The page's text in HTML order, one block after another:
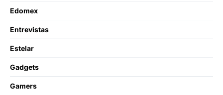
Edomex
Entrevistas
Estelar
Gadgets
Gamers